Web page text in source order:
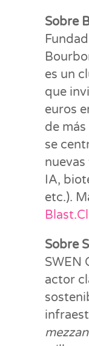
Sobre
es un
que
euros
de
se
IA,
etc.).
Sobre
SWEN
actor